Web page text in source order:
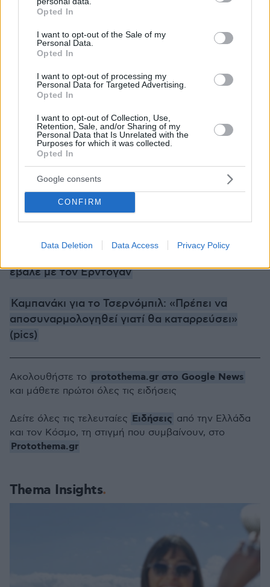
grant or deny consent to Google and its third-party tags to
use your data for below specified purposes in below Google
consent section.
Opted In
I want to opt-out of the Sale of my
Personal Data.
Opted In
I want to opt-out of processing my
Personal Data for Targeted Advertising.
Opted In
I want to opt-out of Collection, Use,
Retention, Sale, and/or Sharing of my
Personal Data that Is Unrelated with the
Purposes for which it was collected.
Opted In
Google consents
CONFIRM
Data Deletion Data Access Privacy Policy
υπαίθριου εμπορίου
➢ Παιδότοποι /Λειτουργία με το υγειονομικό
πρωτόκολλο
1η Σεπτεμβρίου
➢ Εμπορικές Εκθέσεις /Σύμφωνα με το
υγειονομικό πρωτόκολλο»
Ειδήσεις σήμερα
Πρώτη τηλεφωνική επικοινωνία Μπάιντεν -
Αμπάς: «Ήταν σημαντική» αναφέρουν οι
Παλαιστίνιοι
έβαλε με τον Ερντογάν
Καμπανάκι για το Τσερνόμπιλ: «Πρέπει να
αποσυναρμολογηθεί γιατί θα καταρρεύσει»
(pics)
Thema Insights
Ακολουθήστε το protothema.gr στο Google News
και μάθετε πρώτοι όλες τις ειδήσεις
Δείτε όλες τις τελευταίες Ειδήσεις από την Ελλάδα
και τον Κόσμο, τη στιγμή που συμβαίνουν, στο
Protothema.gr